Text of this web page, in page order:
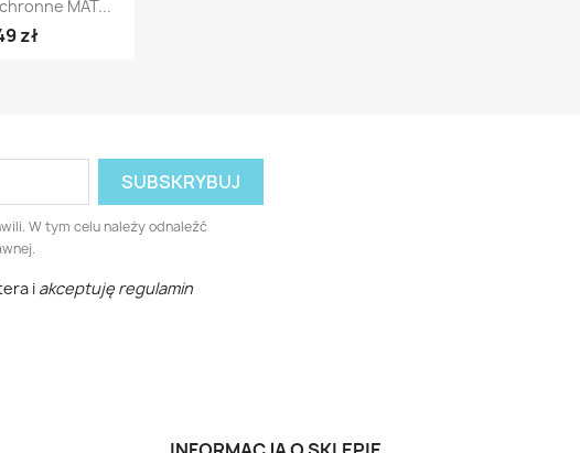
MAT...
zł
W tym celu należy odnaleźć
i akceptuję regulamin